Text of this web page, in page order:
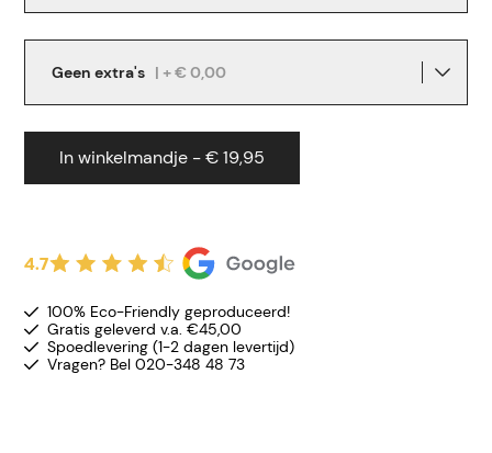
Geen extra's | + € 0,00
In winkelmandje - € 19,95
4.7
100% Eco-Friendly geproduceerd!
Gratis geleverd v.a. €45,00
Spoedlevering (1-2 dagen levertijd)
Vragen? Bel 020-348 48 73